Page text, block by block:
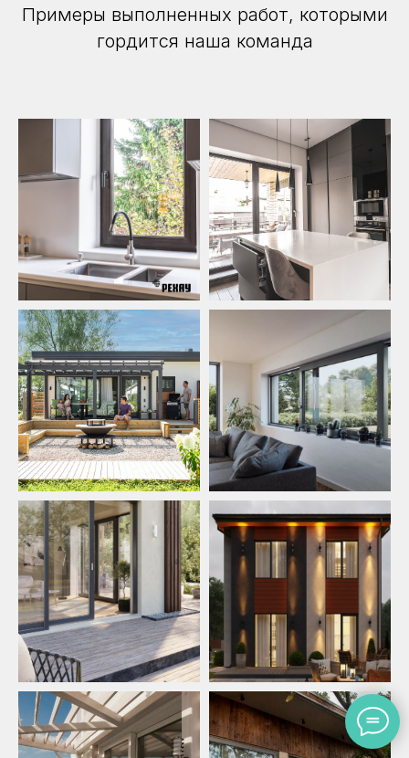
Примеры выполненных работ, которыми
гордится наша команда